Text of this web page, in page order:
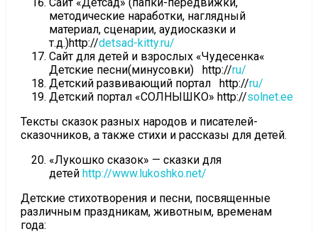
методические наработки, наглядный
материал, сценарии, аудиосказки и
т.д.)http://detsad-kitty.ru/
Сайт для детей и взрослых «Чудесенка«
Детские песни(минусовки) http://ru/
Детский развивающий портал http://ru/
Детский портал «СОЛНЫШКО» http://solnet.ee
Тексты сказок разных народов и писателей-
сказочников, а также стихи и рассказы для детей.
«Лукошко сказок» — сказки для
детей http://www.lukoshko.net/
Детские стихотворения и песни, посвященные
различным праздникам, животным, временам
года: